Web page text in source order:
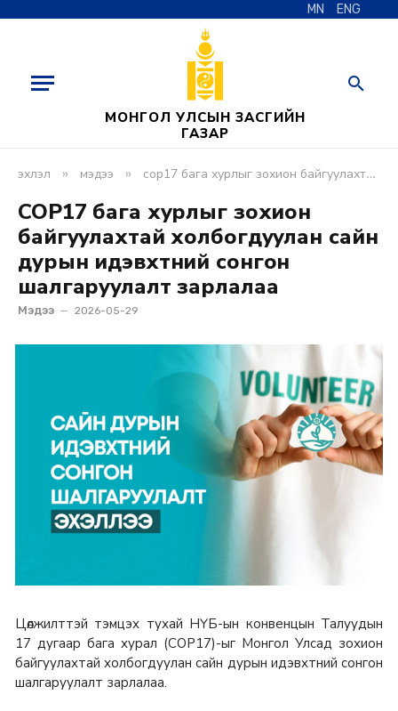
MN ENG
МОНГОЛ УЛСЫН ЗАСГИЙН
ГАЗАР
эхлэл » мэдээ » cop17 бага хурлыг зохион байгуулахтай холбогдуулан сайн дурын идэвхтний сонгон шалгаруулалт зарлалаа
COP17 бага хурлыг зохион
байгуулахтай холбогдуулан сайн
дурын идэвхтний сонгон
шалгаруулалт зарлалаа
Мэдээ 2026-05-29
Цөлжилттэй тэмцэх тухай НҮБ-ын конвенцын Талуудын
17 дугаар бага хурал (COP17)-ыг Монгол Улсад зохион
байгуулахтай холбогдуулан сайн дурын идэвхтний сонгон
шалгаруулалт зарлалаа.